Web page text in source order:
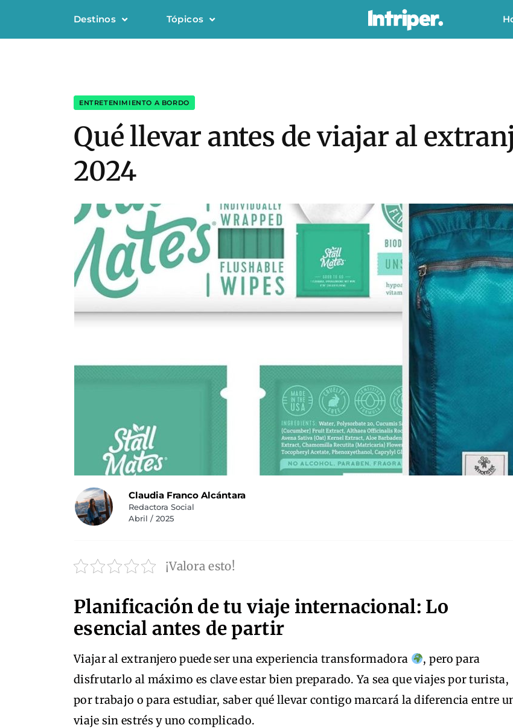
Destinos Tópicos
ENTRETENIMIENTO A BORDO
Qué llevar antes de viajar al
2024
Claudia Franco Alcántara
Redactora Social
Abril / 2025
¡Valora esto!
Planificación de tu viaje internacional: Lo
esencial antes de partir
Viajar al extranjero puede ser una experiencia transformadora
, pero para
disfrutarlo al máximo es clave estar bien preparado. Ya sea que viajes por turista,
por trabajo o para estudiar, saber qué llevar contigo marcará la diferencia entre
viaje sin estrés y uno complicado.